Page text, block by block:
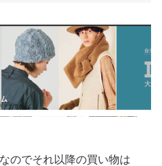
のでそれ以降の買い物は